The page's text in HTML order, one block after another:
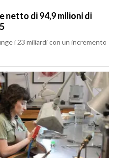
netto di 94,9 milioni di
i 23 miliardi con un incremento